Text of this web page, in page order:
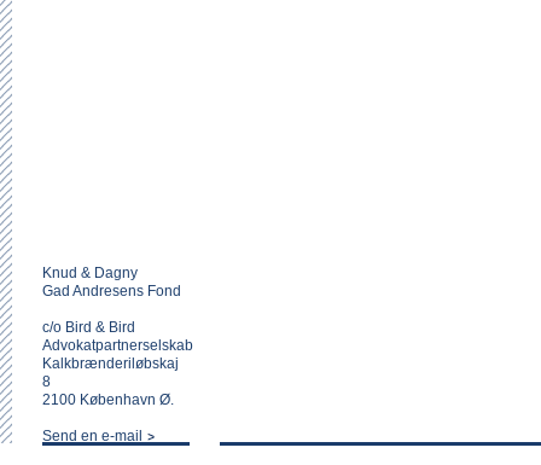
Knud & Dagny
Gad Andresens Fond
c/o Bird & Bird
Advokatpartnerselskab
Kalkbrænderiløbskaj
8
2100 København Ø.
Send en e-mail